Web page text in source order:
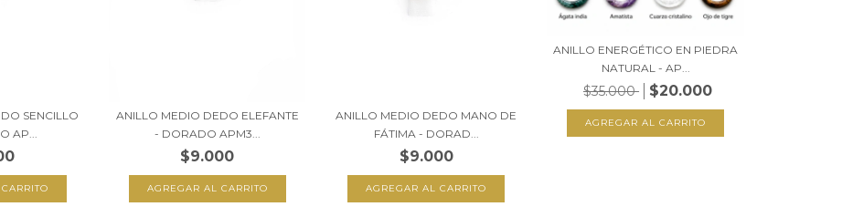
SENCILLO
AP...
ANILLO MEDIO DEDO ELEFANTE
- DORADO APM3...
$9.000
ANILLO MEDIO DEDO MANO DE
FÁTIMA - DORAD...
$9.000
ANILLO ENERGÉTICO EN PIEDRA
NATURAL - AP...
$35.000 $20.000